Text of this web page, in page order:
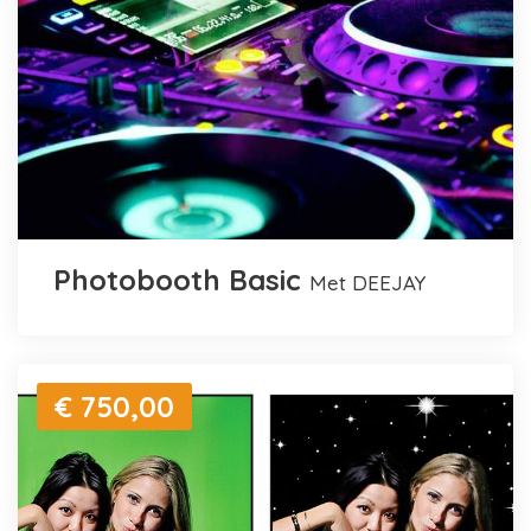
Photobooth Basic met DEEJAY
€ 750,00